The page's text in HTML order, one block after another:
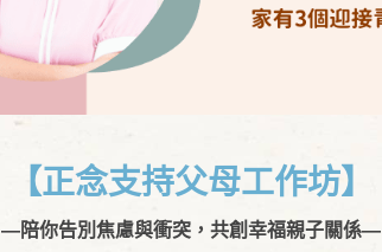
【正念支持父母工作坊】
—陪你告別焦慮與衝突，共創幸福親子關係—